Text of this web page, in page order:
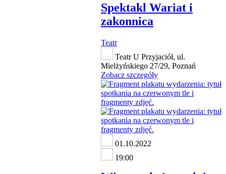
Spektakl Wariat i
zakonnica
Teatr
Teatr U Przyjaciół, ul.
Mielżyńskiego 27/29, Poznań
Zobacz szczegóły
01.10.2022
19:00